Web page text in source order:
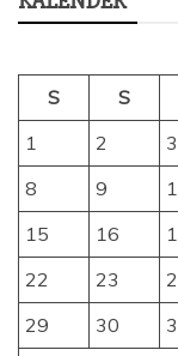
S
S
1 2 3
8
9
15
16
22
23
29
30